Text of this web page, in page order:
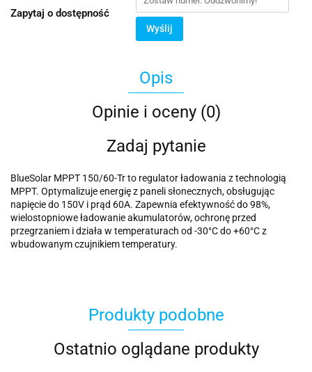
Zapytaj o dostępność
Wyślij
Opis
Opinie i oceny (0)
Zadaj pytanie
BlueSolar MPPT 150/60-Tr to regulator ładowania z technologią
MPPT. Optymalizuje energię z paneli słonecznych, obsługując
napięcie do 150V i prąd 60A. Zapewnia efektywność do 98%,
wielostopniowe ładowanie akumulatorów, ochronę przed
przegrzaniem i działa w temperaturach od -30°C do +60°C z
wbudowanym czujnikiem temperatury.
Produkty podobne
Ostatnio oglądane produkty